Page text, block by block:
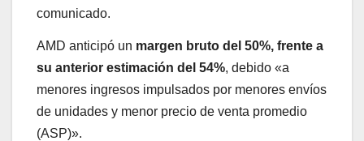
comunicado.
AMD anticipó un margen bruto del 50%, frente a
su anterior estimación del 54%, debido «a
menores ingresos impulsados ​​por menores envíos
de unidades y menor precio de venta promedio
(ASP)».